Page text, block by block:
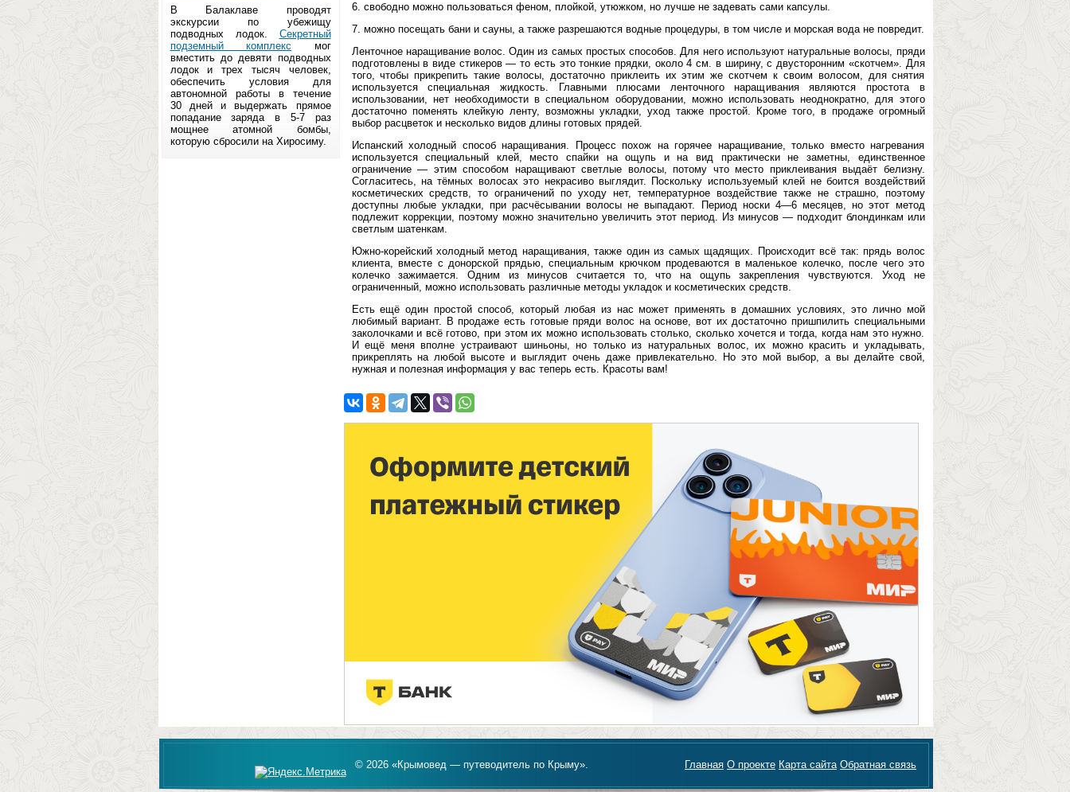
В Балаклаве проводят
экскурсии по убежищу
подводных лодок. Секретный
подземный комплекс мог
вместить до девяти подводных
лодок и трех тысяч человек,
обеспечить условия для
автономной работы в течение
30 дней и выдержать прямое
попадание заряда в 5-7 раз
мощнее атомной бомбы,
которую сбросили на Хиросиму.
6. свободно можно пользоваться феном, плойкой, утюжком, но лучше не задевать сами капсулы.
7. можно посещать бани и сауны, а также разрешаются водные процедуры, в том числе и морская вода не повредит.
Ленточное наращивание волос. Один из самых простых способов. Для него используют натуральные волосы, пряди
подготовлены в виде стикеров — то есть это тонкие прядки, около 4 см. в ширину, с двусторонним «скотчем». Для
того, чтобы прикрепить такие волосы, достаточно приклеить их этим же скотчем к своим волосом, для снятия
используется специальная жидкость. Главными плюсами ленточного наращивания являются простота в
использовании, нет необходимости в специальном оборудовании, можно использовать неоднократно, для этого
достаточно поменять клейкую ленту, возможны укладки, уход также простой. Кроме того, в продаже огромный
выбор расцветок и несколько видов длины готовых прядей.
Испанский холодный способ наращивания. Процесс похож на горячее наращивание, только вместо нагревания
используется специальный клей, место спайки на ощупь и на вид практически не заметны, единственное
ограничение — этим способом наращивают светлые волосы, потому что место приклеивания выдаёт белизну.
Согласитесь, на тёмных волосах это некрасиво выглядит. Поскольку используемый клей не боится воздействий
косметических средств, то ограничений по уходу нет, температурное воздействие также не страшно, поэтому
доступны любые укладки, при расчёсывании волосы не выпадают. Период носки 4—6 месяцев, но этот метод
подлежит коррекции, поэтому можно значительно увеличить этот период. Из минусов — подходит блондинкам или
светлым шатенкам.
Южно-корейский холодный метод наращивания, также один из самых щадящих. Происходит всё так: прядь волос
клиента, вместе с донорской прядью, специальным крючком продеваются в маленькое колечко, после чего это
колечко зажимается. Одним из минусов считается то, что на ощупь закрепления чувствуются. Уход не
ограниченный, можно использовать различные методы укладок и косметических средств.
Есть ещё один простой способ, который любая из нас может применять в домашних условиях, это лично мой
любимый вариант. В продаже есть готовые пряди волос на основе, вот их достаточно пришпилить специальными
заколочками и всё готово, при этом их можно использовать столько, сколько хочется и тогда, когда нам это нужно.
И ещё меня вполне устраивают шиньоны, но только из натуральных волос, их можно красить и укладывать,
прикреплять на любой высоте и выглядит очень даже привлекательно. Но это мой выбор, а вы делайте свой,
нужная и полезная информация у вас теперь есть. Красоты вам!
© 2026 «Крымовед — путеводитель по Крыму». Главная О проекте Карта сайта Обратная связь